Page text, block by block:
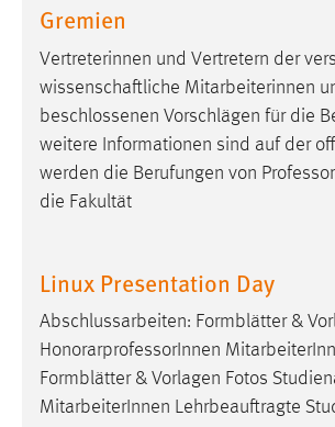
Gremien
Vertreterinnen und Vertretern der
wissenschaftliche Mitarbeiterinnen
beschlossenen Vorschlägen für die
weitere Informationen sind auf der
werden die Berufungen von
die Fakultät
Linux Presentation Day
Abschlussarbeiten: Formblätter &
HonorarprofessorInnen
Formblätter & Vorlagen Fotos
MitarbeiterInnen Lehrbeauftragte
Facebook Pixel
Name: _fbp
Anbieter:
Zweck: Conversion-Tracking
Cookie Laufzeit: 3 Monate
EXTERNE MEDIEN
Plattformen anzeigen zu können,
externen Medien Cookies gesetzt.
YouTube